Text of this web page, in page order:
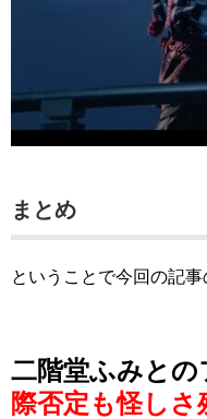
まとめ
ということで今回の記事
二階堂ふみと
際否定も怪しさ